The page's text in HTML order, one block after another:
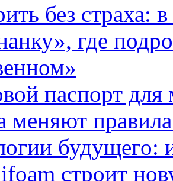
без страха:
где
паспорт для
меняют
будущего:
строит